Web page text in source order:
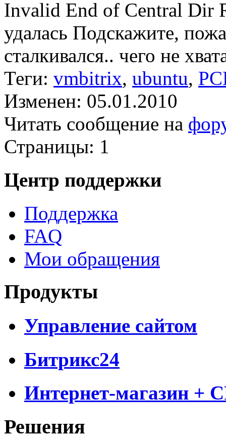
Invalid End of Central Dir
удалась Подскажите,
сталкивался.. чего не
Теги: vmbitrix, ubuntu,
Изменен: 05.01.2010
Читать сообщение на
Страницы: 1
Центр поддержки
Поддержка
FAQ
Мои обращения
Продукты
Управление сайтом
Битрикс24
Интернет-магазин +
Решения